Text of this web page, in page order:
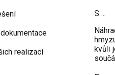
realizací
S ...
kvůli